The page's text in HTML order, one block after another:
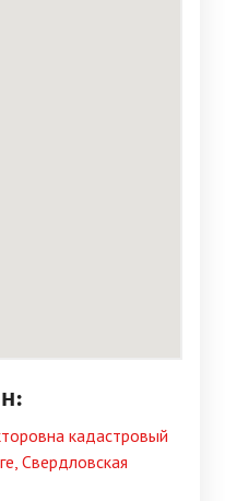
кадастровый
Свердловская